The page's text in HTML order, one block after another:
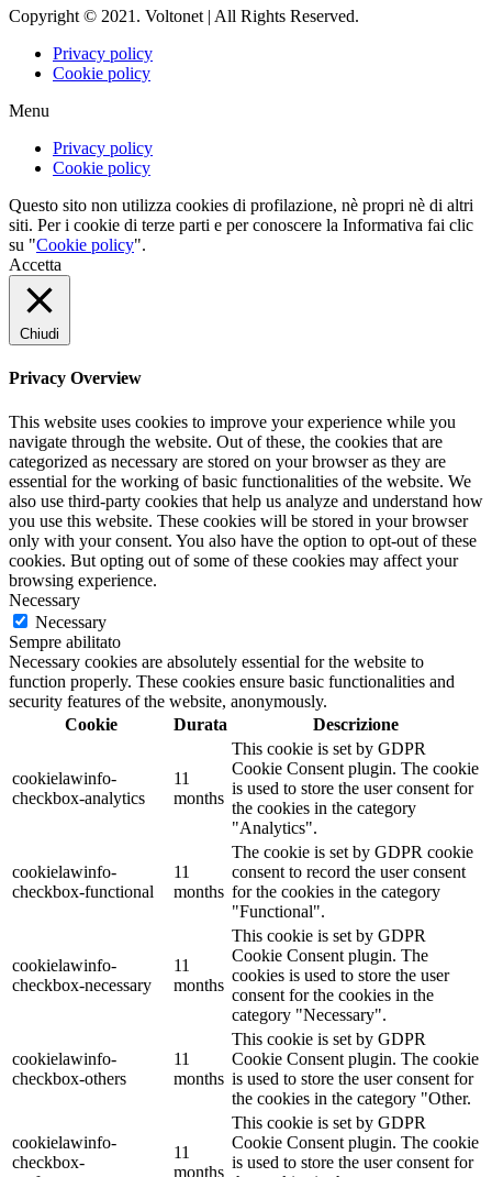
Copyright © 2021. Voltonet | All Rights Reserved.
Privacy policy
Cookie policy
Menu
Privacy policy
Cookie policy
Questo sito non utilizza cookies di profilazione, nè propri nè di altri
siti. Per i cookie di terze parti e per conoscere la Informativa fai clic
su "Cookie policy".
Accetta
Chiudi
Privacy Overview
This website uses cookies to improve your experience while you
navigate through the website. Out of these, the cookies that are
categorized as necessary are stored on your browser as they are
essential for the working of basic functionalities of the website. We
also use third-party cookies that help us analyze and understand how
you use this website. These cookies will be stored in your browser
only with your consent. You also have the option to opt-out of these
cookies. But opting out of some of these cookies may affect your
browsing experience.
Necessary
Necessary
Sempre abilitato
Necessary cookies are absolutely essential for the website to
function properly. These cookies ensure basic functionalities and
security features of the website, anonymously.
Cookie
Durata Descrizione
cookielawinfo-
checkbox-analytics
11
months
This cookie is set by GDPR
Cookie Consent plugin. The cookie
is used to store the user consent for
the cookies in the category
"Analytics".
cookielawinfo-
checkbox-functional
11
months
The cookie is set by GDPR cookie
consent to record the user consent
for the cookies in the category
"Functional".
cookielawinfo-
checkbox-necessary
11
months
This cookie is set by GDPR
Cookie Consent plugin. The
cookies is used to store the user
consent for the cookies in the
category "Necessary".
cookielawinfo-
checkbox-others
11
months
This cookie is set by GDPR
Cookie Consent plugin. The cookie
is used to store the user consent for
the cookies in the category "Other.
cookielawinfo-
checkbox-
11
months
This cookie is set by GDPR
Cookie Consent plugin. The cookie
is used to store the user consent for